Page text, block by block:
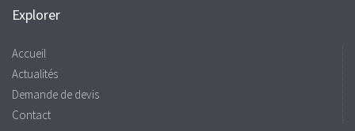
Explorer
Accueil
Actualités
Demande de devis
Contact